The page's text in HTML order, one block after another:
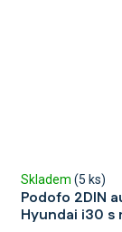
Podofo 2DIN
Hyundai i30 s
Skladem (5 ks)